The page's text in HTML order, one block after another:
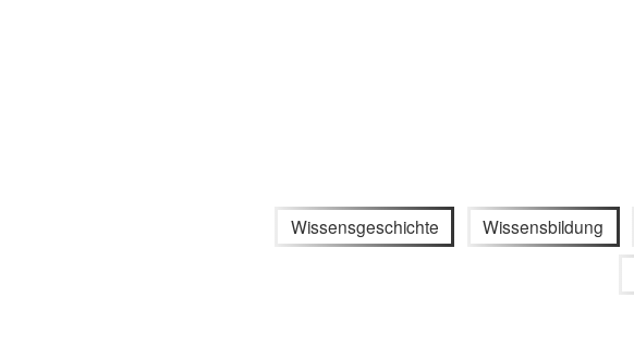
Wissensgeschichte Wissensbildung